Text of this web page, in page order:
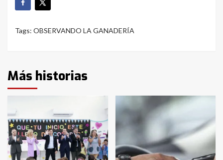
Tags: OBSERVANDO LA GANADERÍA
Más historias